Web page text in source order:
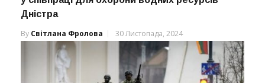
Дністра
By Світлана Фролова 30 Листопада, 2024